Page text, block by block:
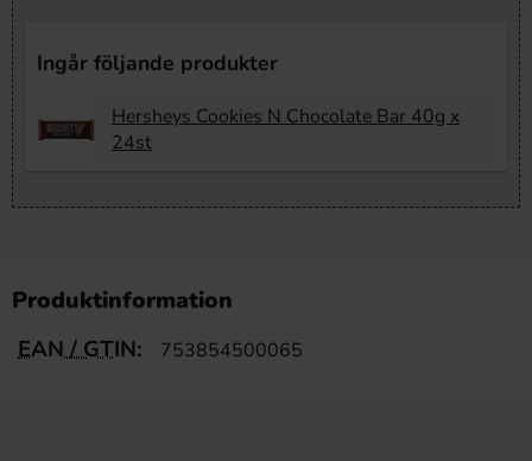
Ingår följande produkter
Hersheys Cookies N Chocolate Bar 40g x
24st
Produktinformation
EAN / GTIN:
753854500065